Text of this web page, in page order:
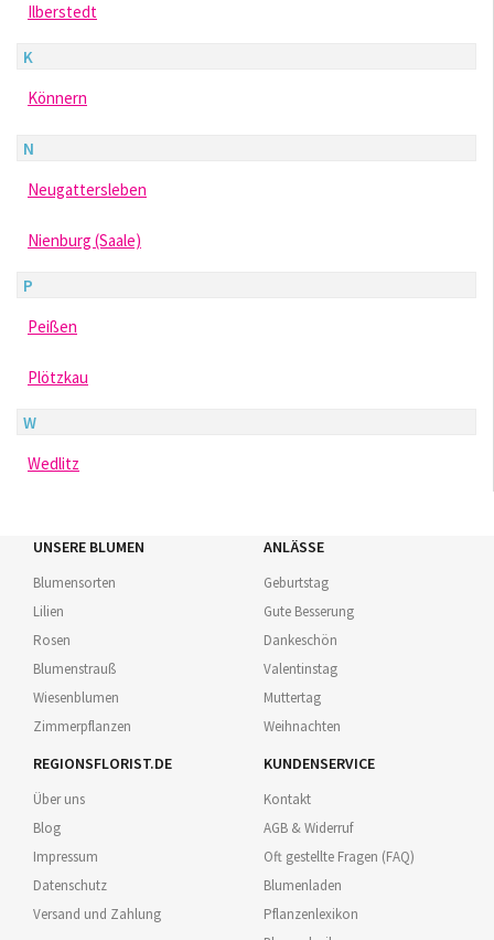
Ilberstedt
K
Könnern
N
Neugattersleben
Nienburg (Saale)
P
Peißen
Plötzkau
W
Wedlitz
UNSERE BLUMEN
Blumensorten
Lilien
Rosen
Blumenstrauß
Wiesenblumen
Zimmerpflanzen
ANLÄSSE
Geburtstag
Gute Besserung
Dankeschön
Valentinstag
Muttertag
Weihnachten
REGIONSFLORIST.DE
Über uns
Blog
Impressum
Datenschutz
Versand und Zahlung
KUNDENSERVICE
Kontakt
AGB & Widerruf
Oft gestellte Fragen (FAQ)
Blumenladen
Pflanzenlexikon